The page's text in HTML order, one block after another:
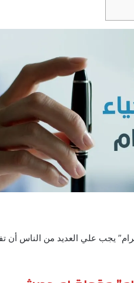
يجب علي العديد من الناس أن